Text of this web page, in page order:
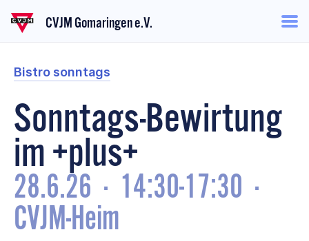
CVJM Gomaringen e.V.
Bistro sonntags
Sonntags-Bewirtung
im +plus+
28.6.26 · 14:30-17:30 ·
CVJM-Heim